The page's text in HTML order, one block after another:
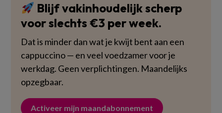
Blijf vakinhoudelijk scherp
voor slechts €3 per week.
Dat is minder dan wat je kwijt bent aan een
cappuccino — en veel voedzamer voor je
werkdag. Geen verplichtingen. Maandelijks
opzegbaar.
Activeer mijn maandabonnement